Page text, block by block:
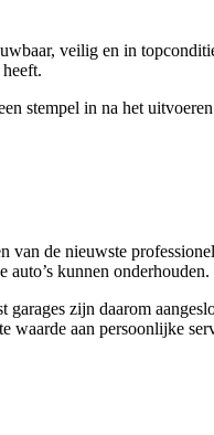
veilig en in
stempel in na het
de nieuwste
auto’s kunnen onderhouden.
zijn daarom
aan persoonlijke